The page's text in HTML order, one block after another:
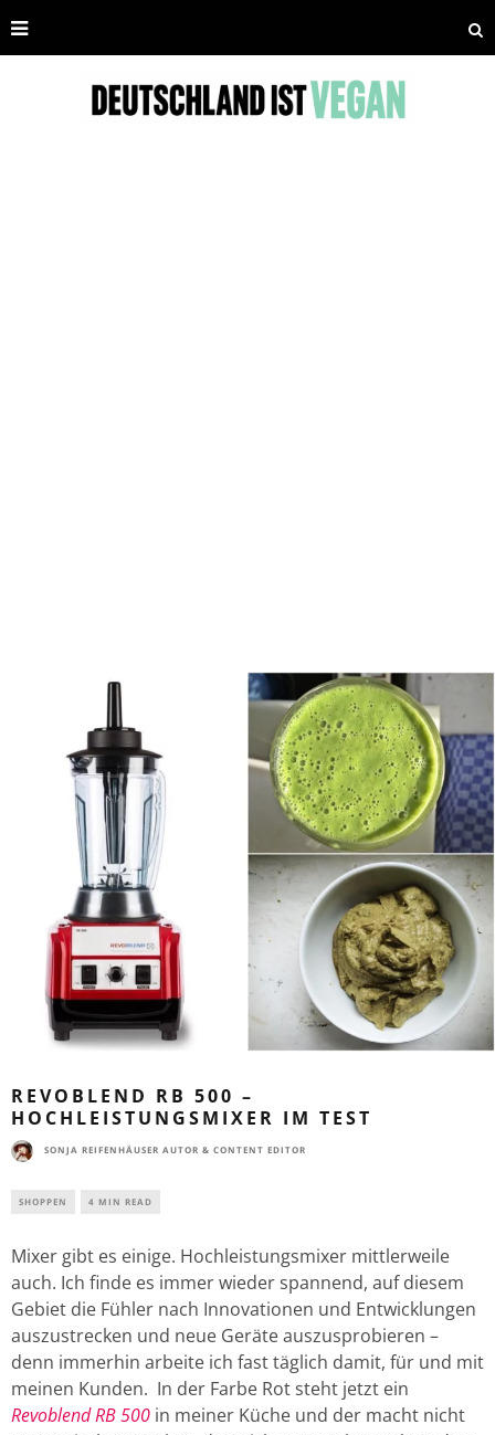
REVOBLEND RB 500 –
HOCHLEISTUNGSMIXER IM TEST
SONJA REIFENHÄUSER AUTOR & CONTENT EDITOR
SHOPPEN 4 MIN READ
Mixer gibt es einige. Hochleistungsmixer mittlerweile
auch. Ich finde es immer wieder spannend, auf diesem
Gebiet die Fühler nach Innovationen und Entwicklungen
auszustrecken und neue Geräte auszusprobieren –
denn immerhin arbeite ich fast täglich damit, für und mit
meinen Kunden. In der Farbe Rot steht jetzt ein
Revoblend RB 500 in meiner Küche und der macht nicht